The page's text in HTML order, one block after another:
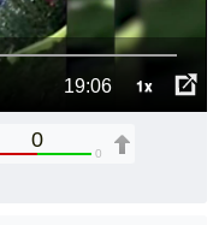
19:06 1x
0
0